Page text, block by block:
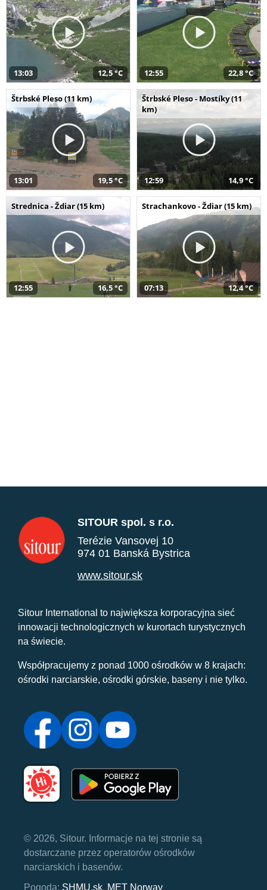
13:03 12,5 °C 12:55 22,8 °C
Štrbské Pleso (11 km)
13:01 19,5 °C
Štrbské Pleso - Mostíky (11
km)
12:59 14,9 °C
Strednica - Ždiar (15 km)
12:55 16,5 °C
Strachankovo - Ždiar (15 km)
07:13 12,4 °C
SITOUR spol. s r.o.
Terézie Vansovej 10
974 01 Banská Bystrica
www.sitour.sk
Sitour International to największa korporacyjna sieć
innowacji technologicznych w kurortach turystycznych
na świecie.
Współpracujemy z ponad 1000 ośrodków w 8 krajach:
ośrodki narciarskie, ośrodki górskie, baseny i nie tylko.
© 2026, Sitour. Informacje na tej stronie są
dostarczane przez operatorów ośrodków
narciarskich i basenów.
Pogoda: SHMU.sk, MET Norway